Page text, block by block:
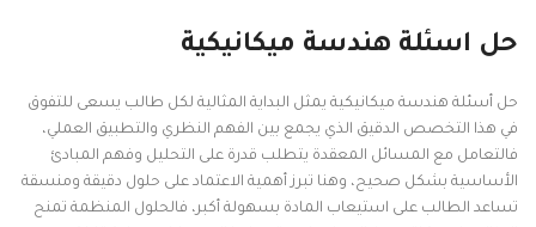
حل اسئلة هندسة ميكانيكية
حل أسئلة هندسة ميكانيكية يمثل البداية المثالية لكل طالب يسعى للتفوق
في هذا التخصص الدقيق الذي يجمع بين الفهم النظري والتطبيق العملي،
فالتعامل مع المسائل المعقدة يتطلب قدرة على التحليل وفهم المبادئ
الأساسية بشكل صحيح، وهنا تبرز أهمية الاعتماد على حلول دقيقة ومنسقة
تساعد الطالب على استيعاب المادة بسهولة أكبر، فالحلول المنظمة تمنح